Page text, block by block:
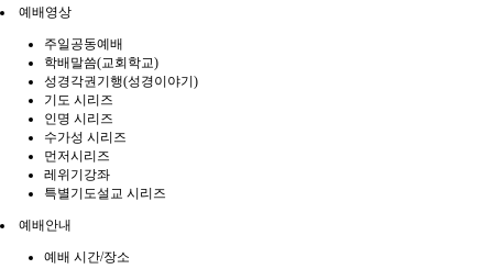
예배영상
주일공동예배
학배말씀(교회학교)
성경각권기행(성경이야기)
기도 시리즈
인명 시리즈
수가성 시리즈
먼저시리즈
레위기강좌
특별기도설교 시리즈
예배안내
예배 시간/장소